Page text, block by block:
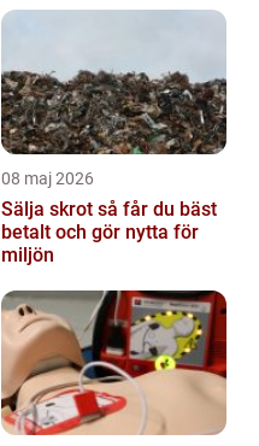
08 maj 2026
Sälja skrot så får du bäst
betalt och gör nytta för
miljön